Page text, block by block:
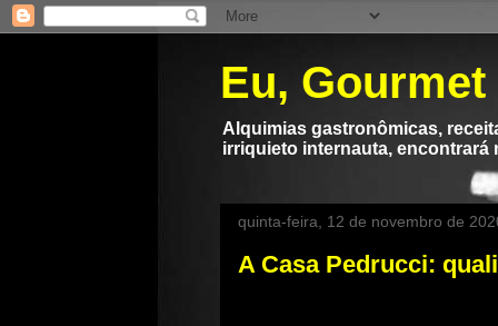
Eu, Gourmet
Alquimias gastronômicas,
irriquieto internauta,
quinta-feira, 12 de novembro de
A Casa Pedrucci: